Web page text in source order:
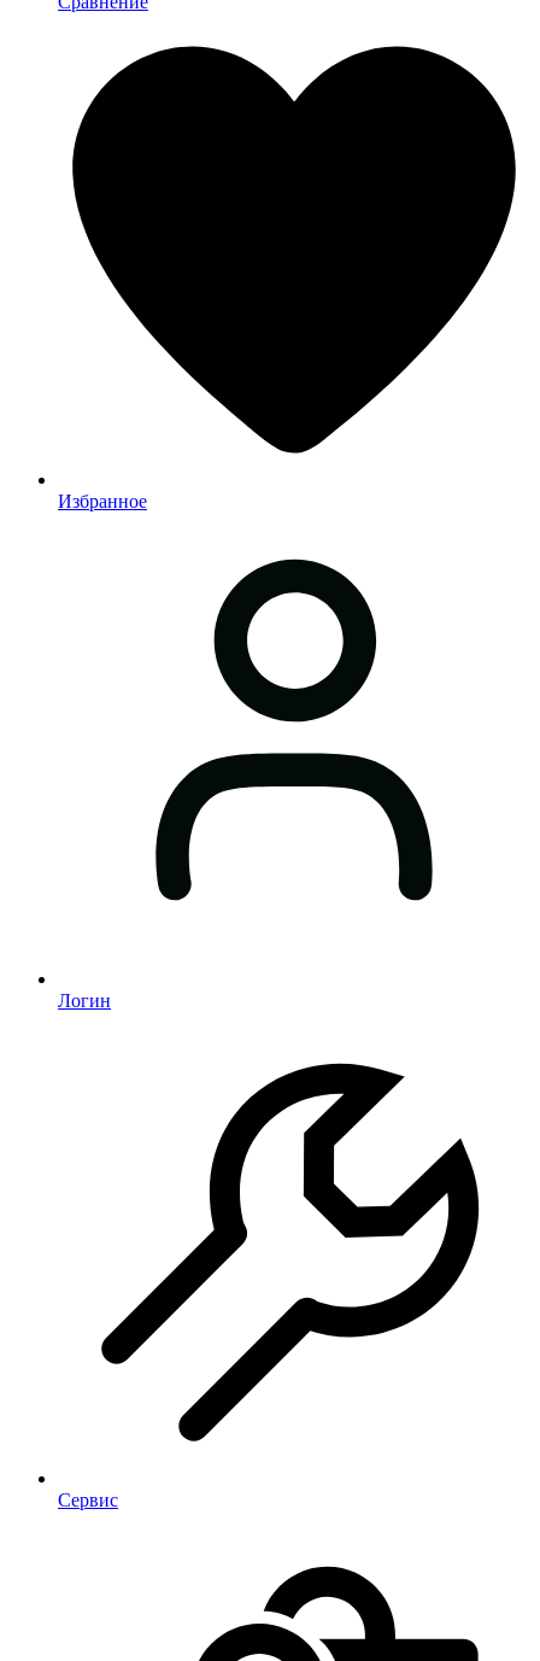
Избранное
Логин
Сервис